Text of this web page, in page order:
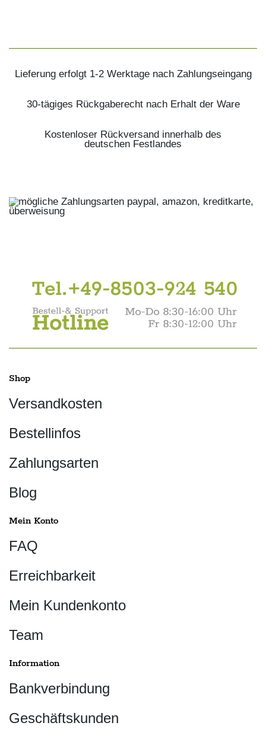
Lieferung erfolgt 1-2 Werktage nach Zahlungseingang
30-tägiges Rückgaberecht nach Erhalt der Ware
Kostenloser Rückversand innerhalb des
deutschen Festlandes
Shop
Versandkosten
Bestellinfos
Zahlungsarten
Blog
Mein Konto
FAQ
Erreichbarkeit
Mein Kundenkonto
Team
Information
Bankverbindung
Geschäftskunden